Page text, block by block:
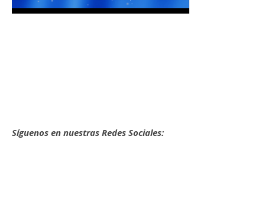
Síguenos en nuestras Redes Sociales: